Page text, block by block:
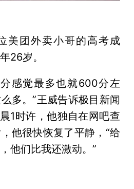
美团外卖小哥的高考成
26岁。
感觉最多也就600分左
多。”王威告诉极目新闻
1时许，他独自在网吧查
他很快恢复了平静，“给
他们比我还激动。”